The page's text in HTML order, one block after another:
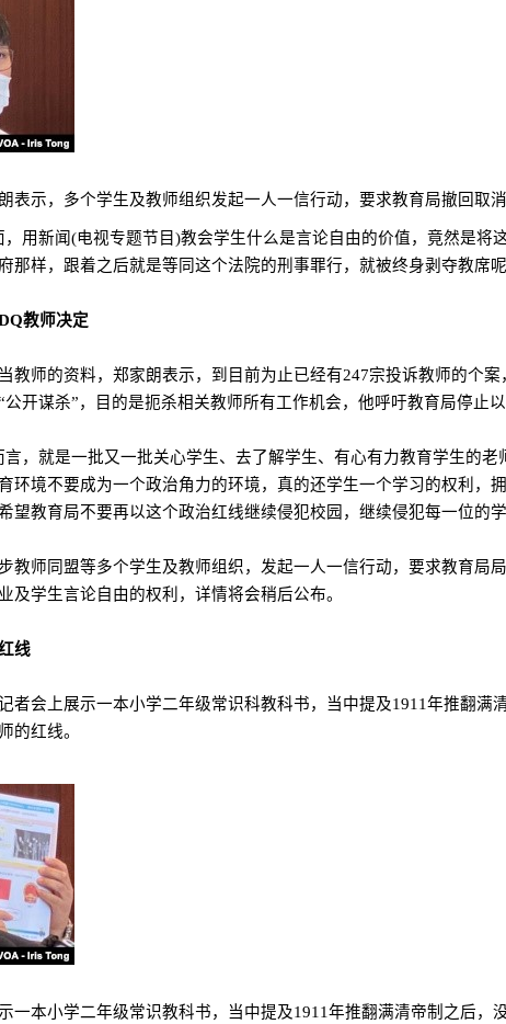
表示，多个学生及教师组织发起一人一信行动，要求教育局撤回取消
用新闻(电视专题节目)教会学生什么是言论自由的价值，竟然是将
那样，跟着之后就是等同这个法院的刑事罪行，就被终身剥夺教席
教师决定
教师的资料，郑家朗表示，到目前为止已经有247宗投诉教师的个案
开谋杀”，目的是扼杀相关教师所有工作机会，他呼吁教育局停止以
，就是一批又一批关心学生、去了解学生、有心有力教育学生的
环境不要成为一个政治角力的环境，真的还学生一个学习的权利
望教育局不要再以这个政治红线继续侵犯校园，继续侵犯每一位的
教师同盟等多个学生及教师组织，发起一人一信行动，要求教育局
及学生言论自由的权利，详情将会稍后公布。
线
者会上展示一本小学二年级常识科教科书，当中提及1911年推翻满
的红线。
一本小学二年级常识教科书，当中提及1911年推翻满清帝制之后，